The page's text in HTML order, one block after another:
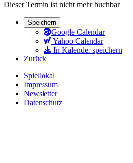
Dieser Termin ist nicht mehr buchbar
Speichern
Google Calendar
Yahoo Calendar
In Kalender speichern
Zurück
Spiellokal
Impressum
Newsletter
Datenschutz